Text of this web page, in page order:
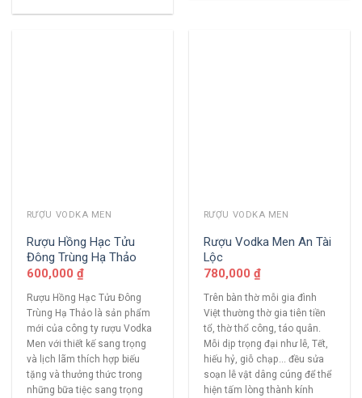
RƯỢU VODKA MEN
Rượu Hồng Hạc Tửu
Đông Trùng Hạ Thảo
600,000 ₫
Rượu Hồng Hạc Tửu Đông
Trùng Hạ Thảo là sản phẩm
mới của công ty rượu Vodka
Men với thiết kế sang trọng
và lịch lãm thích hợp biếu
tặng và thưởng thức trong
những bữa tiệc sang trọng
RƯỢU VODKA MEN
Rượu Vodka Men An Tài
Lộc
780,000 ₫
Trên bàn thờ mỗi gia đình
Việt thường thờ gia tiên tiền
tổ, thờ thổ công, táo quân.
Mỗi dịp trọng đại như lễ, Tết,
hiếu hỷ, giỗ chạp... đều sửa
soạn lễ vật dâng cúng để thể
hiện tấm lòng thành kính